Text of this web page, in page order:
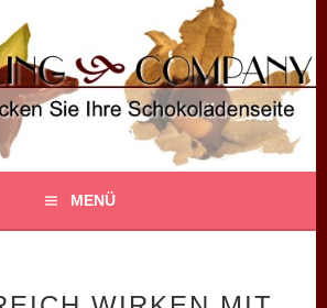
COMPANY
IHRE SCHOKOLADENSEITE!
MENÜ